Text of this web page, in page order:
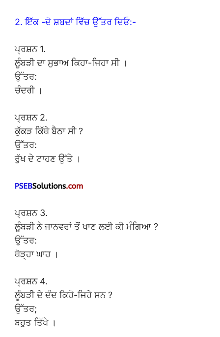
2. ਇੱਕ -ਦੋ ਸ਼ਬਦਾਂ ਵਿੱਚ ਉੱਤਰ ਦਿਓ:-
ਪ੍ਰਸ਼ਨ 1.
ਲੂੰਬੜੀ ਦਾ ਸੁਭਾਅ ਕਿਹਾ-ਜਿਹਾ ਸੀ ।
ਉੱਤਰ:
ਚੰਦਰੀ ।
ਪ੍ਰਸ਼ਨ 2.
ਕੁੱਕੜ ਕਿੱਥੇ ਬੈਠਾ ਸੀ ?
ਉੱਤਰ:
ਰੁੱਖ ਦੇ ਟਾਹਣ ਉੱਤੇ ।
ਪ੍ਰਸ਼ਨ 3.
ਲੂੰਬੜੀ ਨੇ ਜਾਨਵਰਾਂ ਤੋਂ ਖਾਣ ਲਈ ਕੀ ਮੰਗਿਆ ?
ਉੱਤਰ:
ਥੋੜ੍ਹਾ ਘਾਹ ।
ਪ੍ਰਸ਼ਨ 4.
ਲੂੰਬੜੀ ਦੇ ਦੰਦ ਕਿਹੋ-ਜਿਹੇ ਸਨ ?
ਉੱਤਰ;
ਬਹੁਤ ਤਿੱਖੇ ।